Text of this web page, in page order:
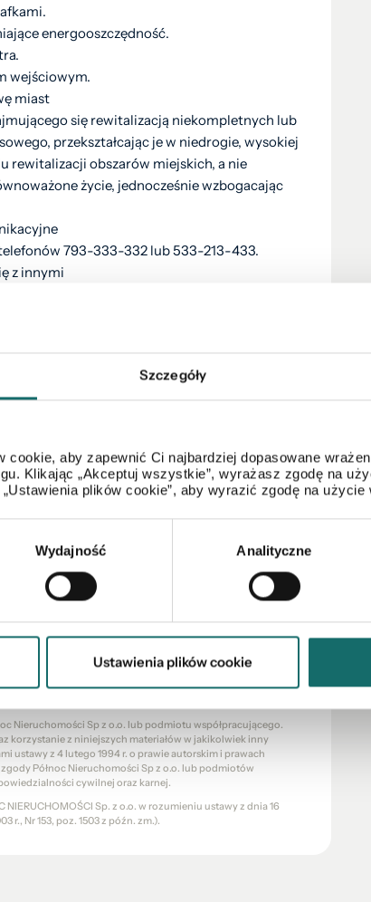
Szczegóły
cookie, aby zapewnić Ci najbardziej dopasowane
Klikając „Akceptuj wszystkie”, wyrażasz zgodę na
plików cookie”, aby wyrazić zgodę na użycie
Wydajność Analityczne
Ustawienia plików cookie
energooszczędność.
wejściowym.
miast
się rewitalizacją niekompletnych lub
przekształcając je w niedrogie, wysokiej
rewitalizacji obszarów miejskich, a nie
życie, jednocześnie wzbogacając
793-333-332 lub 533-213-433.
z innymi
życia z wygodą miejskiej dostępności.
oferujące urocze lokalne sklepy i restauracje.
jazdy samochodem.
wybrzeża Morza Śródziemnego.
handlowych.
km.
życia
z basenem, idealny do spędzania
idyllicznego górskiego odosobnienia.
i znaleźć swój idealny dom w Castalla!
332 lub 533-213-433.
na całym świecie m.in. Dubaj, Tajlandia,
lecz ma charakter informacyjny.
i stanowią wyłącznie materiał pomocniczy, ułatwiający
Nieruchomości Sp z o.o. lub podmiotu współpracującego.
korzystanie z niniejszych materiałów w jakikolwiek inny
ustawy z 4 lutego 1994 r. o prawie autorskim i prawach
Północ Nieruchomości Sp z o.o. lub podmiotów
cywilnej oraz karnej.
Sp. z o.o. w rozumieniu ustawy z dnia 16
r., Nr 153, poz. 1503 z późn. zm.).